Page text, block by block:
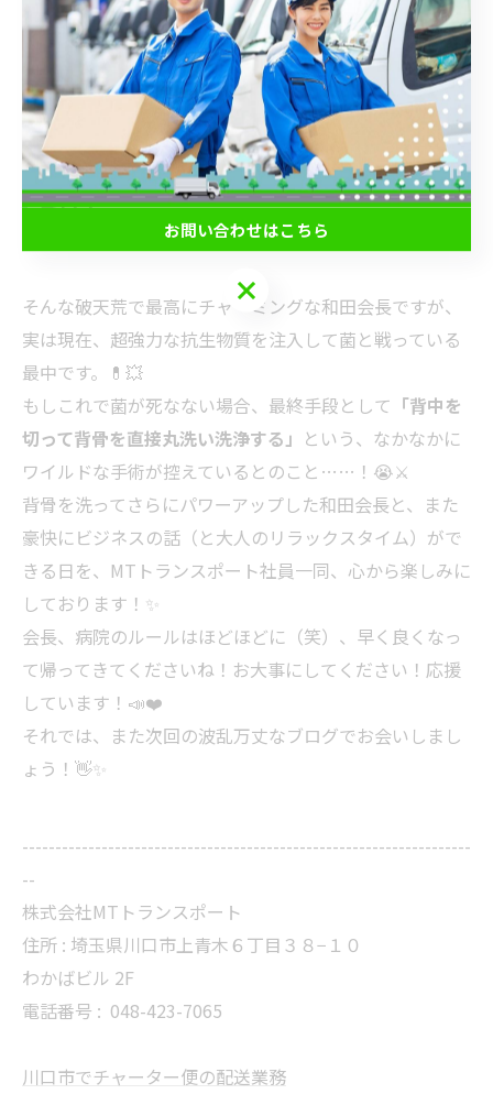
💪 最後に：和田会長、早く元気になってくだ
さい！
そんな破天荒で最高にチャーミングな和田会長ですが、
実は現在、超強力な抗生物質を注入して菌と戦っている
最中です。💊💥
もしこれで菌が死なない場合、最終手段として 「背中を
切って背骨を直接丸洗い洗浄する」 という、なかなかに
ワイルドな手術が控えているとのこと……！😭⚔️
背骨を洗ってさらにパワーアップした和田会長と、また
豪快にビジネスの話（と大人のリラックスタイム）がで
きる日を、MTトランスポート社員一同、心から楽しみに
しております！✨
会長、病院のルールはほどほどに（笑）、早く良くなっ
て帰ってきてくださいね！お大事にしてください！応援
しています！📣❤️
それでは、また次回の波乱万丈なブログでお会いしまし
ょう！👋✨
--------------------------------------------------------------------
--
株式会社MTトランスポート
住所 : 埼玉県川口市上青木６丁目３８−１０
わかばビル 2F
電話番号 : 048-423-7065
川口市でチャーター便の配送業務
お問い合わせはこちら
お問い合わせはこちら